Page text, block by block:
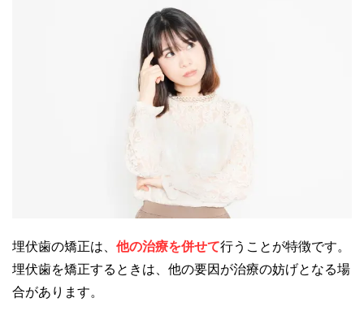
埋伏歯の矯正は、 他の治療を併せて行うことが特徴です。
埋伏歯を矯正するときは、他の要因が治療の妨げとなる場
合があります。